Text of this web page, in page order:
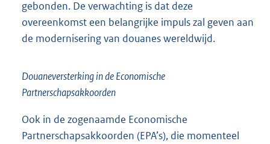
gebonden. De verwachting is dat deze
overeenkomst een belangrijke impuls zal geven aan
de modernisering van douanes wereldwijd.
Douaneversterking in de Economische
Partnerschapsakkoorden
Ook in de zogenaamde Economische
Partnerschapsakkoorden (EPA’s), die momenteel